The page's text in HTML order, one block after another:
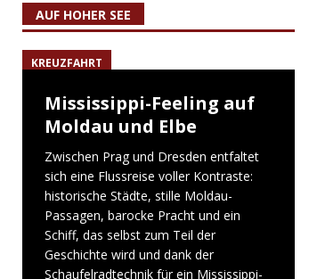
AUF HOHER SEE
KREUZFAHRT
Mississippi-Feeling auf
Moldau und Elbe
Zwischen Prag und Dresden entfaltet
sich eine Flussreise voller Kontraste:
historische Städte, stille Moldau-
Passagen, barocke Pracht und ein
Schiff, das selbst zum Teil der
Geschichte wird und dank der
Schaufelradtechnik für ein Mississippi-